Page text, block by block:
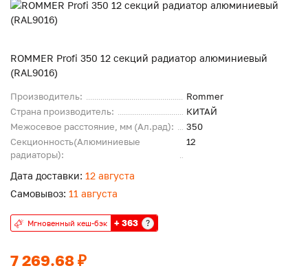
ROMMER Profi 350 12 секций радиатор алюминиевый
(RAL9016)
Производитель:
Rommer
Страна производитель:
КИТАЙ
Межосевое расстояние, мм (Ал.рад):
350
Секционность(Алюминиевые
радиаторы):
12
7 269.68 ₽
Дата доставки: 12 августа
Самовывоз: 11 августа
Мгновенный кеш-бэк + 363 ?